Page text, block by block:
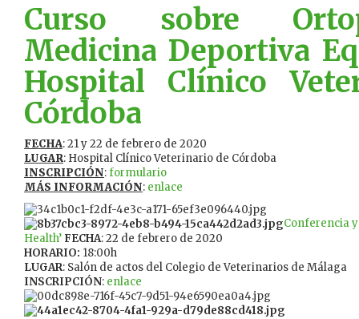
Curso sobre
Medicina Deportiva
Hospital Clínico
Córdoba
FECHA: 21 y 22 de febrero de 2020
LUGAR: Hospital Clínico Veterinario de Córdoba
INSCRIPCIÓN:formulario
MÁS INFORMACIÓN: enlace
Conferencia
Health’ FECHA: 22 de febrero de 2020
HORARIO: 18:00h
LUGAR: Salón de actos del Colegio de Veterinarios de Málaga
INSCRIPCIÓN: enlace